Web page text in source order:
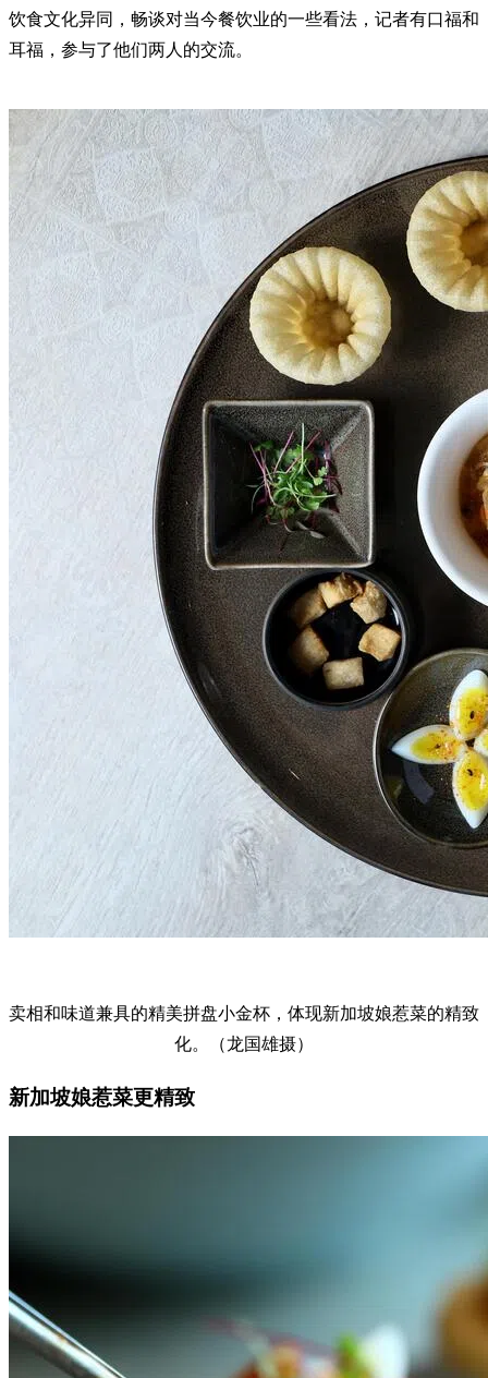
饮食文化异同，畅谈对当今餐饮业的一些看法，记者有口福和
耳福，参与了他们两人的交流。
卖相和味道兼具的精美拼盘小金杯，体现新加坡娘惹菜的精致
化。（龙国雄摄）
新加坡娘惹菜更精致